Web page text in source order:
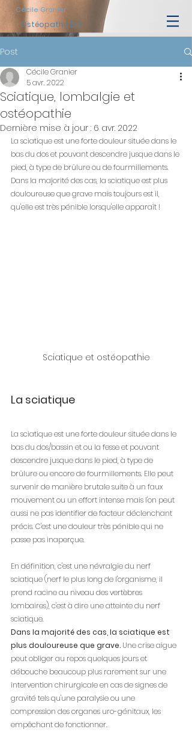
Cécile Granier
Ostéopathe D.O
Post
Sciatique, lombalgie et
ostéopathie
Cécile Granier
5 avr. 2022
Dernière mise à jour : 6 avr. 2022
La sciatique est une forte douleur située dans le
bas du dos et pouvant descendre jusque dans le
pied, à type de brûlure ou de fourmillements.
Dans la majorité des cas, la sciatique est plus
douloureuse que grave mais toujours est il,
qu'elle est très pénible lorsqu'elle apparaît !
Sciatique et ostéopathie
La sciatique
La sciatique est une forte douleur située dans le
bas du dos/bassin et ou la fesse et pouvant
descendre jusque dans le pied, à type de
brûlure ou encore de fourmillements. Elle peut
survenir de manière brutale suite à un faux
mouvement ou un effort intense mais l'on peut
aussi ne pas identifier de facteur déclenchant
précis. C'est une douleur très pénible qui ne
passe pas inaperçue.
En définition, c'est une névralgie du nerf
sciatique (nerf le plus long de l'organisme, il
prend racine au niveau des vertèbres
lombaires), c'est à dire une atteinte du nerf
sciatique.
Dans la majorité des cas, la sciatique est
plus douloureuse que grave. Une crise aigue
peut obliger au repos quelques jours et
débouche beaucoup plus rarement sur une
intervention chirurgicale en cas de signes de
gravité tels qu'une paralysie ou une
compression des organes uro-génitaux, les
empêchant de fonctionner.